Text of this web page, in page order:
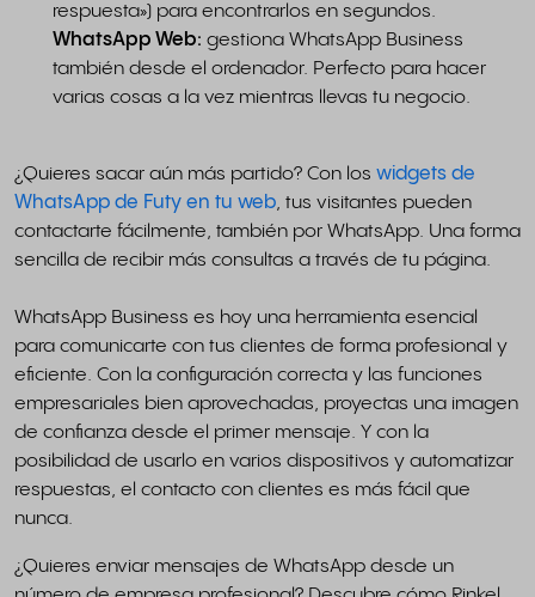
respuesta») para encontrarlos en segundos.
WhatsApp Web: gestiona WhatsApp Business
también desde el ordenador. Perfecto para hacer
varias cosas a la vez mientras llevas tu negocio.
¿Quieres sacar aún más partido? Con los widgets de
WhatsApp de Futy en tu web, tus visitantes pueden
contactarte fácilmente, también por WhatsApp. Una forma
sencilla de recibir más consultas a través de tu página.
WhatsApp Business es hoy una herramienta esencial
para comunicarte con tus clientes de forma profesional y
eficiente. Con la configuración correcta y las funciones
empresariales bien aprovechadas, proyectas una imagen
de confianza desde el primer mensaje. Y con la
posibilidad de usarlo en varios dispositivos y automatizar
respuestas, el contacto con clientes es más fácil que
nunca.
¿Quieres enviar mensajes de WhatsApp desde un